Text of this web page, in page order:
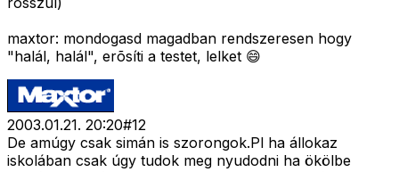
maxtor: mondogasd magadban rendszeresen hogy
"halál, halál", erõsíti a testet, lelket 😄
2003.01.21. 20:20#12
De amúgy csak simán is szorongok.Pl ha állokaz
iskolában csak úgy tudok meg nyudodni ha ökölbe